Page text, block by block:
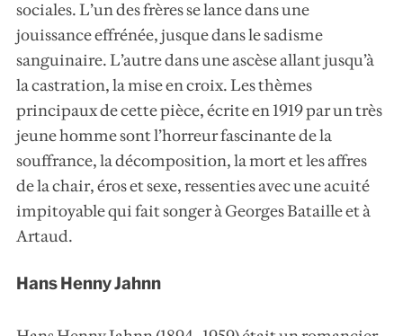
sociales. L’un des frères se lance dans une
jouissance effrénée, jusque dans le sadisme
sanguinaire. L’autre dans une ascèse allant jusqu’à
la castration, la mise en croix. Les thèmes
principaux de cette pièce, écrite en 1919 par un très
jeune homme sont l’horreur fascinante de la
souffrance, la décomposition, la mort et les affres
de la chair, éros et sexe, ressenties avec une acuité
impitoyable qui fait songer à Georges Bataille et à
Artaud.
Hans Henny Jahnn